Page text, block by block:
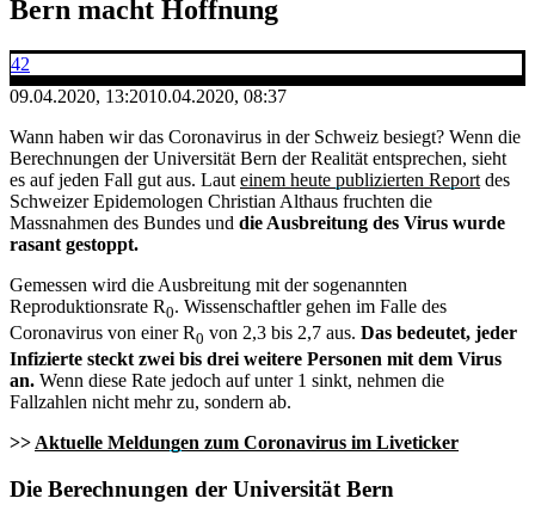
Bern macht Hoffnung
42
09.04.2020, 13:2010.04.2020, 08:37
Wann haben wir das Coronavirus in der Schweiz besiegt? Wenn die
Berechnungen der Universität Bern der Realität entsprechen, sieht
es auf jeden Fall gut aus. Laut einem heute publizierten Report des
Schweizer Epidemologen Christian Althaus fruchten die
Massnahmen des Bundes und die Ausbreitung des Virus wurde
rasant gestoppt.
Gemessen wird die Ausbreitung mit der sogenannten
Reproduktionsrate R0. Wissenschaftler gehen im Falle des
Coronavirus von einer R0 von 2,3 bis 2,7 aus. Das bedeutet, jeder
Infizierte steckt zwei bis drei weitere Personen mit dem Virus
an. Wenn diese Rate jedoch auf unter 1 sinkt, nehmen die
Fallzahlen nicht mehr zu, sondern ab.
>> Aktuelle Meldungen zum Coronavirus im Liveticker
Die Berechnungen der Universität Bern